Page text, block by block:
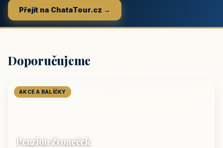
Přejít na ChataTour.cz →
Doporučujeme
AKCE A BALÍČKY
Penzion Zvoneček